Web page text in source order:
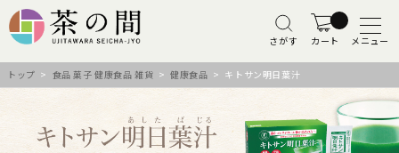
さがす カート メニュー
トップ > 食品 菓子 健康食品 雑貨 >健康食品 > キトサン明日葉汁